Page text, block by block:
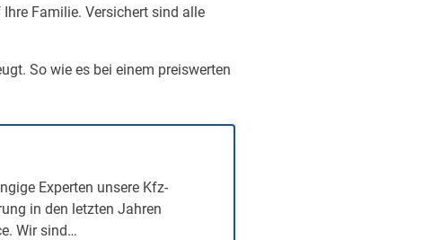
Familie. Versichert sind alle
So wie es bei einem preiswerten
Experten unsere Kfz-
in den letzten Jahren
Wir sind…